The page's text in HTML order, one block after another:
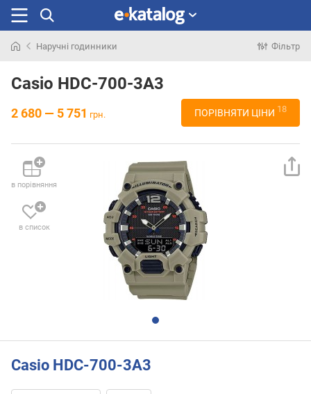
раніше
Наручні годинники Фільтр
Casio HDC-700-3A3
2 680 — 5 751 грн. ПОРІВНЯТИ ЦІНИ 18
в порівняння
в список
Casio HDC-700-3A3